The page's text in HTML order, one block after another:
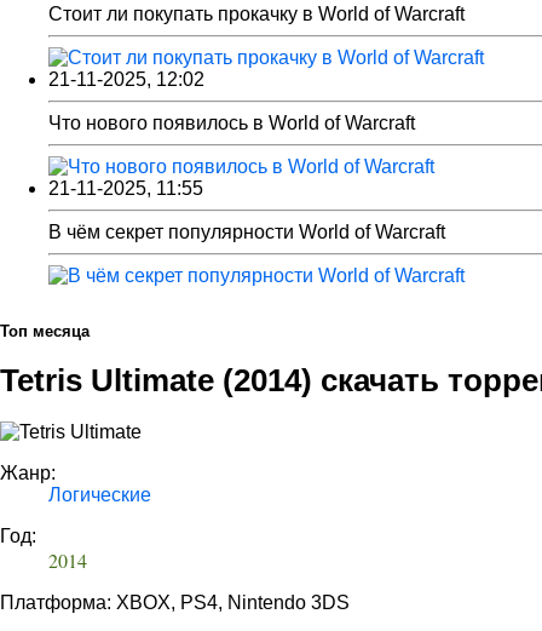
Стоит ли покупать прокачку в World of Warcraft
21-11-2025, 12:02
Что нового появилось в World of Warcraft
21-11-2025, 11:55
В чём секрет популярности World of Warcraft
Топ месяца
Tetris Ultimate (2014) скачать
Жанр:
Логические
Год:
2014
Платформа: XBOX, PS4, Nintendo 3DS